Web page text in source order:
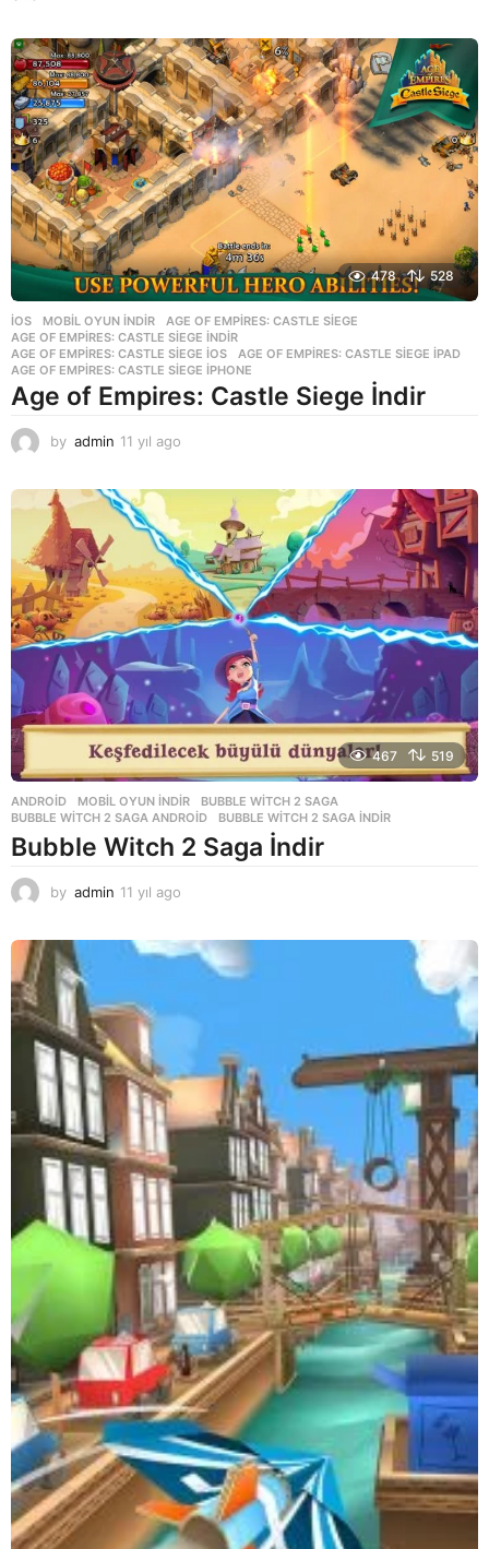
l
a
g
o
478 528
İOS ,MOBIL OYUN INDIR AGE OF EMPIRES: CASTLE SIEGE
AGE OF EMPIRES: CASTLE SIEGE INDIR
AGE OF EMPIRES: CASTLE SIEGE IOS
,AGE OF EMPIRES: CASTLE SIEGE IPAD
AGE OF EMPIRES: CASTLE SIEGE IPHONE
Age of Empires: Castle Siege İndir
by admin 11 yıl ago
a
g
o
467 519
ANDROID ,MOBIL OYUN INDIR BUBBLE WITCH 2 SAGA
BUBBLE WITCH 2 SAGA ANDROID
,BUBBLE WITCH 2 SAGA INDIR
Bubble Witch 2 Saga İndir
by admin 11 yıl ago
ı
g